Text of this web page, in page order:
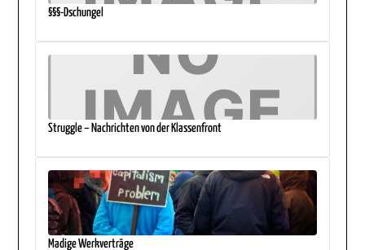
§§§-Dschungel
Struggle – Nachrichten von der Klassenfront
Madige Werkverträge